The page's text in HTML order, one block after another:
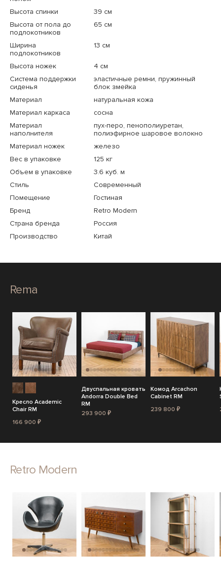
Высота спинки
39 см
Высота от пола до
подлокотников
65 см
Ширина
подлокотников
13 см
Высота ножек
4 см
Система поддержки
сиденья
эластичные ремни, пружинный
блок змейка
Материал
натуральная кожа
Материал каркаса
сосна
Материал
наполнителя
пух-перо, пенополиуретан,
полиэфирное шаровое волокно
Материал ножек
железо
Вес в упаковке
125 кг
Объем в упаковке
3.6 куб. м
Стиль
Современный
Помещение
Гостиная
Бренд
Retro Modern
Страна бренда
Россия
Производство
Китай
Rema
Кресло Academic
Chair RM
166 900 ₽
Двуспальная кровать
Andorra Double Bed
RM
293 900 ₽
Комод Arcachon
Cabinet RM
239 800 ₽
Retro Modern